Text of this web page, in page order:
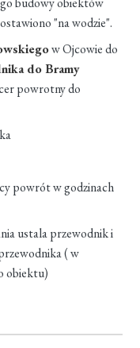
"na wodzie".
w Ojcowie do
do Bramy
powrotny do
powrót w godzinach
ustala przewodnik i
( w
obiektu)